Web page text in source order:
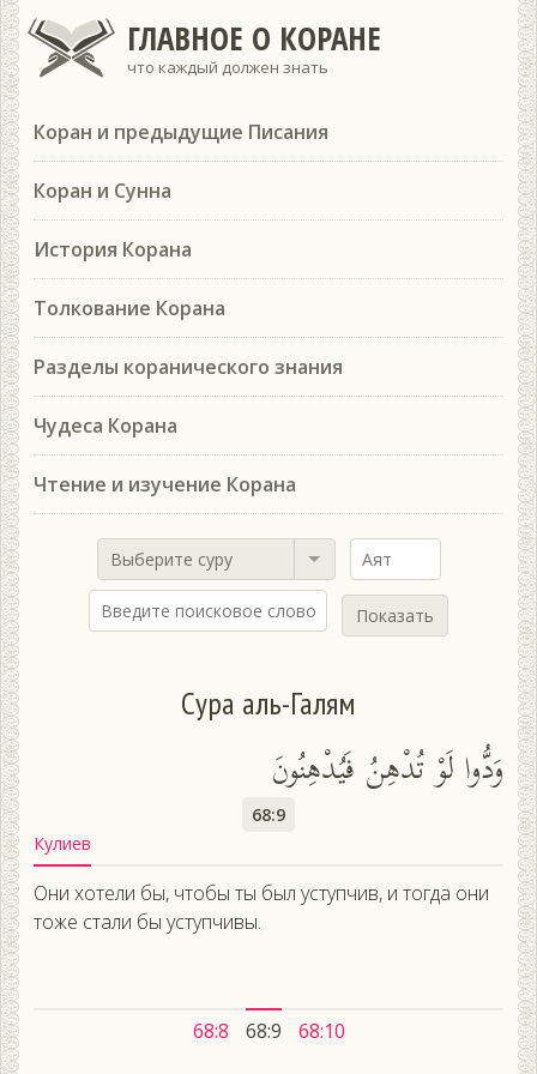
ГЛАВНОЕ О КОРАНЕ
что каждый должен знать
Коран и предыдущие Писания
Коран и Сунна
История Корана
Толкование Корана
Разделы коранического знания
Чудеса Корана
Чтение и изучение Корана
Выберите суру
Показать
Сура аль-Галям
وَدُّوا لَوْ تُدْهِنُ فَيُدْهِنُونَ
68:9
Кулиев
Они хотели бы, чтобы ты был уступчив, и тогда они
тоже стали бы уступчивы.
68:8 68:9 68:10